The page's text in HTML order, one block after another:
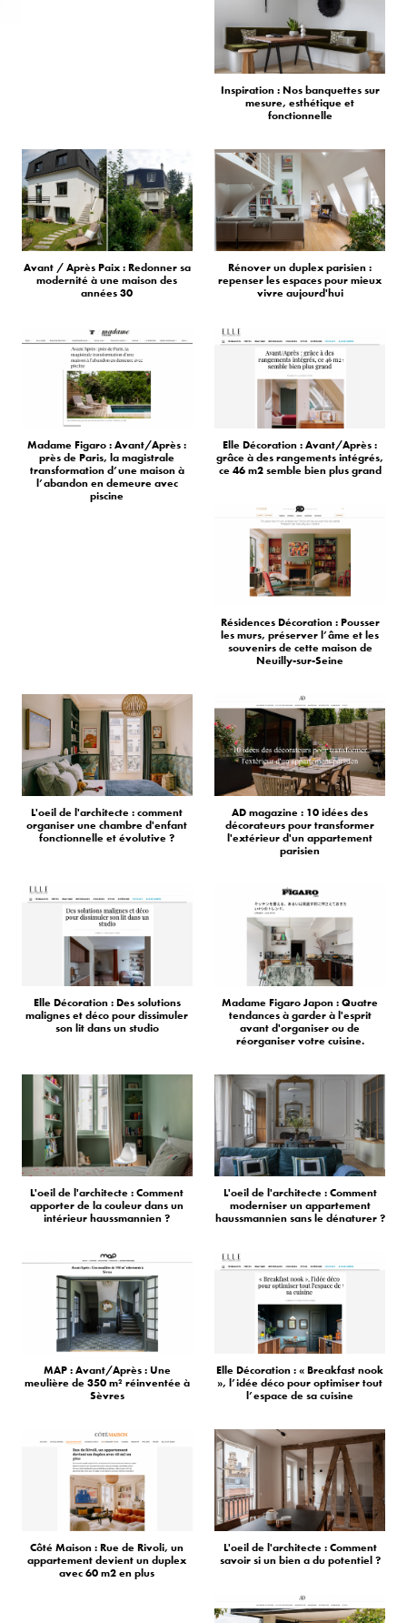
Inspiration : Nos banquettes sur
mesure, esthétique et
fonctionnelle
Avant / Après Paix : Redonner sa
modernité à une maison des
années 30
Rénover un duplex parisien :
repenser les espaces pour mieux
vivre aujourd'hui
Madame Figaro : Avant/Après :
près de Paris, la magistrale
transformation d’une maison à
l’abandon en demeure avec
piscine
Elle Décoration : Avant/Après :
grâce à des rangements intégrés,
ce 46 m2 semble bien plus grand
Résidences Décoration : Pousser
les murs, préserver l’âme et les
souvenirs de cette maison de
Neuilly-sur-Seine
L'oeil de l'architecte : comment
organiser une chambre d'enfant
fonctionnelle et évolutive ?
AD magazine : 10 idées des
décorateurs pour transformer
l'extérieur d'un appartement
parisien
Elle Décoration : Des solutions
malignes et déco pour dissimuler
son lit dans un studio
Madame Figaro Japon : Quatre
tendances à garder à l'esprit
avant d'organiser ou de
réorganiser votre cuisine.
L'oeil de l'architecte : Comment
apporter de la couleur dans un
intérieur haussmannien ?
L'oeil de l'architecte : Comment
moderniser un appartement
haussmannien sans le dénaturer ?
MAP : Avant/Après : Une
meulière de 350 m² réinventée à
Sèvres
Elle Décoration : « Breakfast nook
», l’idée déco pour optimiser tout
l’espace de sa cuisine
Côté Maison : Rue de Rivoli, un
appartement devient un duplex
avec 60 m2 en plus
L'oeil de l'architecte : Comment
savoir si un bien a du potentiel ?